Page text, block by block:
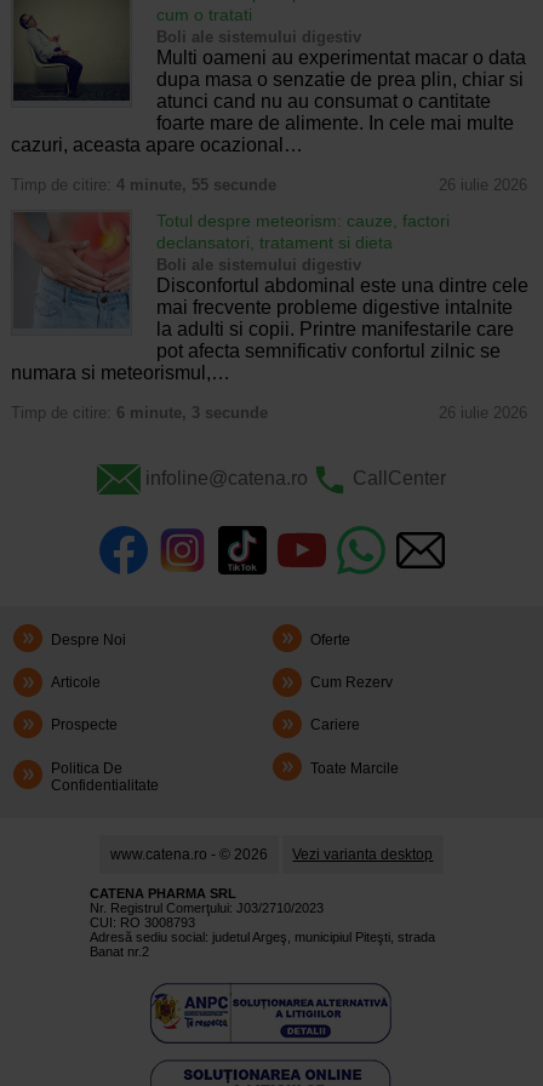
cum o tratati
Boli ale sistemului digestiv
Multi oameni au experimentat macar o data
dupa masa o senzatie de prea plin, chiar si
atunci cand nu au consumat o cantitate
foarte mare de alimente. In cele mai multe
cazuri, aceasta apare ocazional…
Timp de citire: 4 minute, 55 secunde 26 iulie 2026
Totul despre meteorism: cauze, factori
declansatori, tratament si dieta
Boli ale sistemului digestiv
Disconfortul abdominal este una dintre cele
mai frecvente probleme digestive intalnite
la adulti si copii. Printre manifestarile care
pot afecta semnificativ confortul zilnic se
numara si meteorismul,…
Timp de citire: 6 minute, 3 secunde 26 iulie 2026
infoline@catena.ro CallCenter
Despre Noi Oferte
Articole Cum Rezerv
Prospecte Cariere
Politica De
Confidentialitate
Toate Marcile
www.catena.ro - © 2026 Vezi varianta desktop
CATENA PHARMA SRL
Nr. Registrul Comerţului: J03/2710/2023
CUI: RO 3008793
Adresă sediu social: judetul Argeş, municipiul Piteşti, strada
Banat nr.2